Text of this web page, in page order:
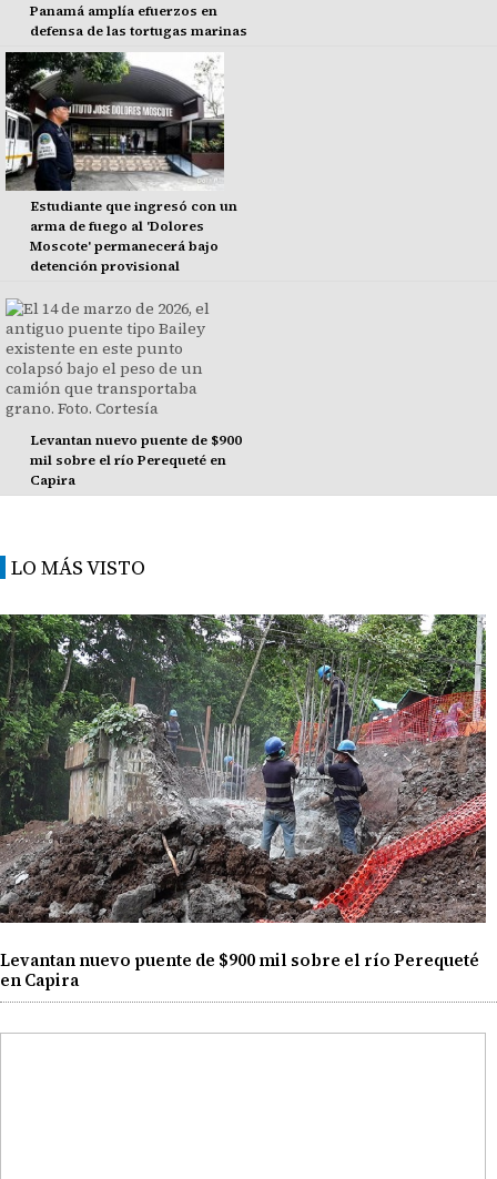
Panamá amplía efuerzos en
defensa de las tortugas marinas
Estudiante que ingresó con un
arma de fuego al 'Dolores
Moscote' permanecerá bajo
detención provisional
Levantan nuevo puente de $900
mil sobre el río Perequeté en
Capira
LO MÁS VISTO
Levantan nuevo puente de $900 mil sobre el río Perequeté
en Capira